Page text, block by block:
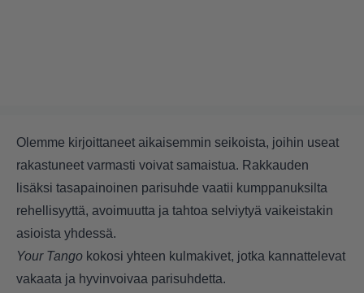
Olemme kirjoittaneet aikaisemmin seikoista, joihin useat
rakastuneet varmasti voivat samaistua. Rakkauden
lisäksi tasapainoinen parisuhde vaatii kumppanuksilta
rehellisyyttä, avoimuutta ja tahtoa selviytyä vaikeistakin
asioista yhdessä.
Your Tango kokosi yhteen kulmakivet, jotka kannattelevat
vakaata ja hyvinvoivaa parisuhdetta.